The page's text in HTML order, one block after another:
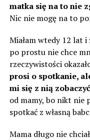
matka się na to nie
Nic nie mogę na to
Miałam wtedy 12 lat i
po prostu nie chce
rzeczywistości
prosi o spotkanie,
mi się z nią
od mamy, bo nikt nie
spotkać z własną
Mama długo nie